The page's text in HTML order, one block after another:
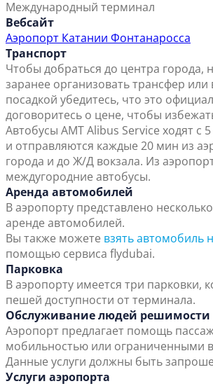
Международный терминал
Вебсайт
Аэропорт Катании Фонтанаросса
Транспорт
Чтобы добраться до центра города,
заранее организовать трансфер или
посадкой убедитесь, что это
договоритесь о цене, чтобы
Автобусы AMT Alibus Service ходят с
и отправляются каждые 20 мин из
города и до Ж/Д вокзала. Из
междугородние автобусы.
Аренда автомобилей
В аэропорту представлено
аренде автомобилей.
Вы также можете взять автомобиль
помощью сервиса flydubai.
Парковка
В аэропорту имеется три парковки,
пешей доступности от терминала.
Обслуживание людей решимости
Аэропорт предлагает помощь
мобильностью или ограниченными
Данные услуги должны быть
Услуги аэропорта